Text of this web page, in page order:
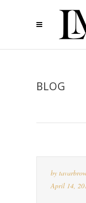
BLOG
by
April 14,